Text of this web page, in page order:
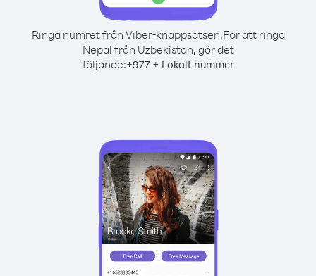
Ringa numret från Viber-knappsatsen.För att ringa
Nepal från Uzbekistan, gör det
följande:+977+ Lokalt nummer